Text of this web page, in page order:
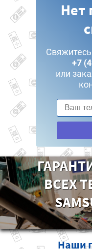
Нет
+7
или
ВСЕХ
Наши